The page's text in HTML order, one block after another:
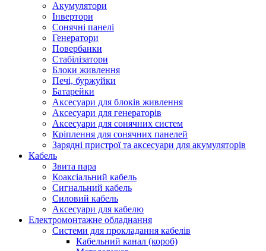
Акумулятори
Інвертори
Сонячні панелі
Генератори
Повербанки
Стабілізатори
Блоки живлення
Печі, буржуйки
Батарейки
Аксесуари для блоків живлення
Аксесуари для генераторів
Аксесуари для сонячних систем
Кріплення для сонячних панелей
Зарядні пристрої та аксесуари для акумуляторів
Кабель
Звита пара
Коаксіальний кабель
Сигнальний кабель
Силовий кабель
Аксесуари для кабелю
Електромонтажне обладнання
Системи для прокладання кабелів
Кабельний канал (короб)